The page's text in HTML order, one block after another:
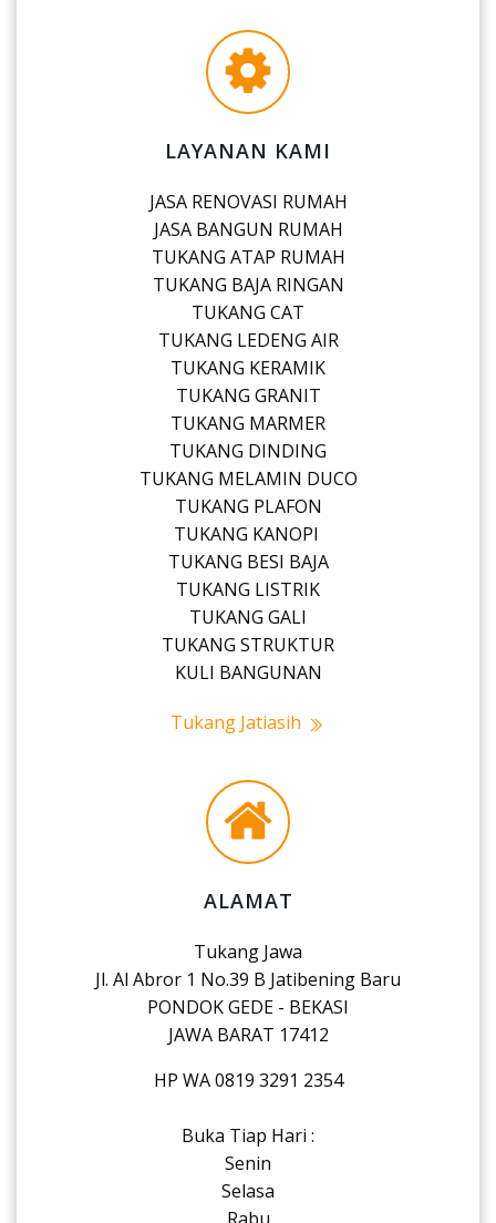
LAYANAN KAMI
JASA RENOVASI RUMAH
JASA BANGUN RUMAH
TUKANG ATAP RUMAH
TUKANG BAJA RINGAN
TUKANG CAT
TUKANG LEDENG AIR
TUKANG KERAMIK
TUKANG GRANIT
TUKANG MARMER
TUKANG DINDING
TUKANG MELAMIN DUCO
TUKANG PLAFON
TUKANG KANOPI
TUKANG BESI BAJA
TUKANG LISTRIK
TUKANG GALI
TUKANG STRUKTUR
KULI BANGUNAN
Tukang Jatiasih
ALAMAT
Tukang Jawa
Jl. Al Abror 1 No.39 B Jatibening Baru
PONDOK GEDE - BEKASI
JAWA BARAT 17412
HP WA 0819 3291 2354
Buka Tiap Hari :
Senin
Selasa